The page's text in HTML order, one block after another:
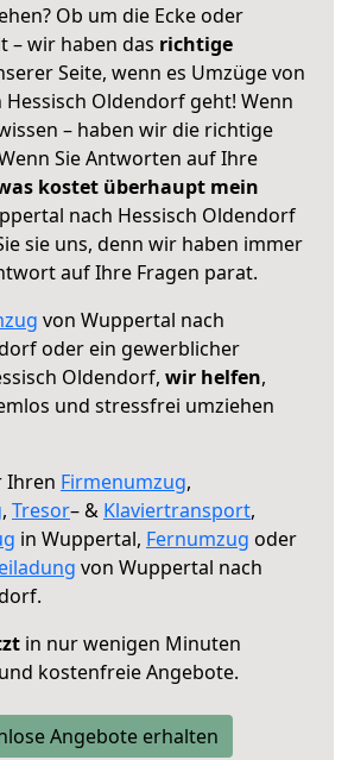
Ob um die Ecke oder
– wir haben das richtige
Seite, wenn es Umzüge von
Oldendorf geht! Wenn
– haben wir die richtige
Sie Antworten auf Ihre
kostet überhaupt mein
nach Hessisch Oldendorf
sie uns, denn wir haben immer
auf Ihre Fragen parat.
von Wuppertal nach
oder ein gewerblicher
Oldendorf, wir helfen,
und stressfrei umziehen
Ihren Firmenumzug,
, Tresor– & Klaviertransport,
in Wuppertal, Fernumzug oder
von Wuppertal nach
in nur wenigen Minuten
kostenfreie Angebote.
Angebote erhalten